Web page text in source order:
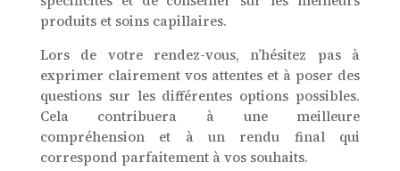
produits et soins capillaires.
Lors de votre rendez-vous, n’hésitez pas à
exprimer clairement vos attentes et à poser des
questions sur les différentes options possibles.
Cela contribuera à une meilleure
compréhension et à un rendu final qui
correspond parfaitement à vos souhaits.